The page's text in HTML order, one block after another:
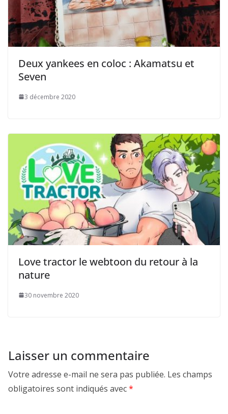
Deux yankees en coloc : Akamatsu et
Seven
3 décembre 2020
Love tractor le webtoon du retour à la
nature
30 novembre 2020
Laisser un commentaire
Votre adresse e-mail ne sera pas publiée. Les champs
obligatoires sont indiqués avec*